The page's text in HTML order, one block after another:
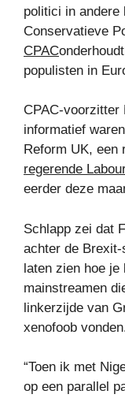
politici in andere
Conservatieve
CPAC
populisten in
CPAC-voorzitter
informatief
Reform UK,
regerende
eerder deze
Schlapp zei dat
achter de
laten zien hoe
mainstreamen
linkerzijde van
xenofoob
“Toen ik met
op een parallel